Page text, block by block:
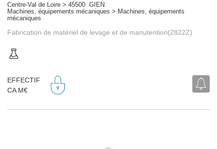
Centre-Val de Loire > 45500 GIEN
Machines, équipements mécaniques > Machines, équipements
mécaniques
Fabrication de matériel de levage et de manutention(2822Z)
EFFECTIF
CA M€